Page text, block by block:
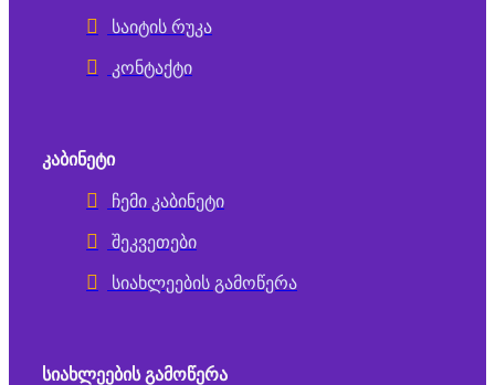
საიტის რუკა
კონტაქტი
ᲙᲐᲑᲘᲜᲔᲢᲘ
ჩემი კაბინეტი
შეკვეთები
სიახლეების გამოწერა
ᲡᲘᲐᲮᲚᲔᲔᲑᲘᲡ ᲒᲐᲛᲝᲬᲔᲠᲐ